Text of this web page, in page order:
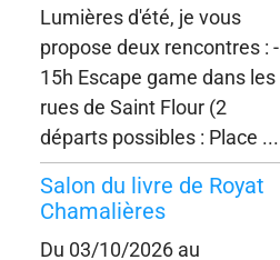
Lumières d'été, je vous
propose deux rencontres : -
15h Escape game dans les
rues de Saint Flour (2
départs possibles : Place ...
Salon du livre de Royat
Chamalières
Du 03/10/2026 au